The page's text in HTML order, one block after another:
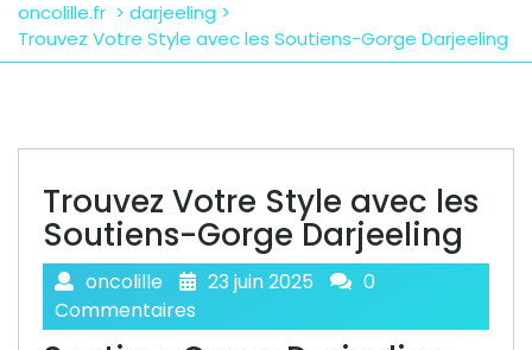
oncolille.fr > darjeeling >
Trouvez Votre Style avec les Soutiens-Gorge Darjeeling
Trouvez Votre Style avec les
Soutiens-Gorge Darjeeling
oncolille 23 juin 2025
0
Commentaires